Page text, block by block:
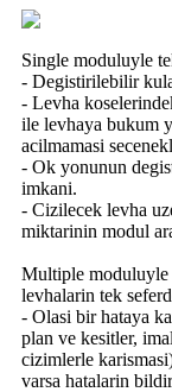
Single moduluyle
- Degistirilebilir
- Levha
ile levhaya bukum
acilmamasi
- Ok yonunun
imkani.
- Cizilecek levha
miktarinin modul
Multiple moduluyle
levhalarin tek
- Olasi bir hataya
plan ve kesitler,
cizimlerle
varsa hatalarin